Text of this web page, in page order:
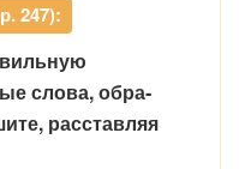
247):
слова, обра­
расставляя